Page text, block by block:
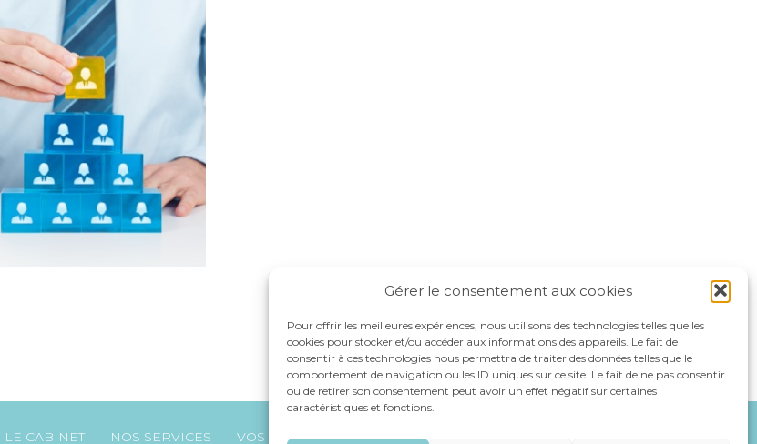
Gérer le consentement aux cookies
Pour offrir les meilleures expériences, nous utilisons des technologies telles que les
cookies pour stocker et/ou accéder aux informations des appareils. Le fait de
consentir à ces technologies nous permettra de traiter des données telles que le
comportement de navigation ou les ID uniques sur ce site. Le fait de ne pas consentir
ou de retirer son consentement peut avoir un effet négatif sur certaines
caractéristiques et fonctions.
Footer
LE CABINET NOS SERVICES VOS OUTILS NOS SPÉCIALITÉS